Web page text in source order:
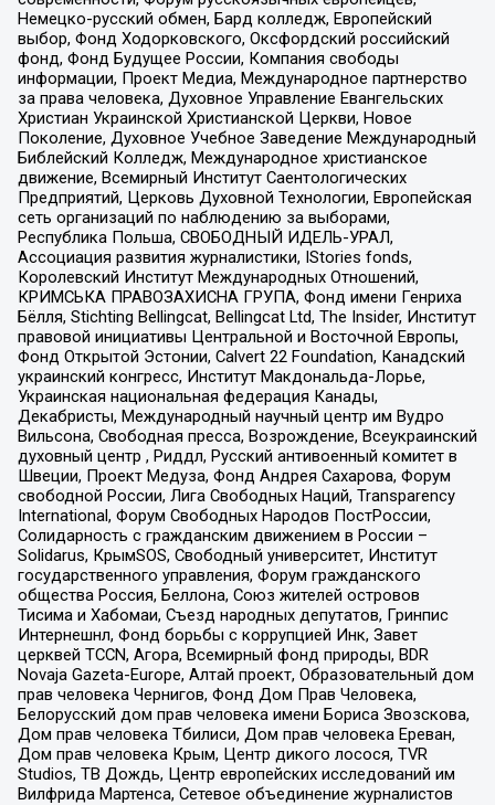
Немецко-русский обмен, Бард колледж, Европейский
выбор, Фонд Ходорковского, Оксфордский российский
фонд, Фонд Будущее России, Компания свободы
информации, Проект Медиа, Международное партнерство
за права человека, Духовное Управление Евангельских
Христиан Украинской Христианской Церкви, Новое
Поколение, Духовное Учебное Заведение Международный
Библейский Колледж, Международное христианское
движение, Всемирный Институт Саентологических
Предприятий, Церковь Духовной Технологии, Европейская
сеть организаций по наблюдению за выборами,
Республика Польша, СВОБОДНЫЙ ИДЕЛЬ-УРАЛ,
Ассоциация развития журналистики, IStories fonds,
Королевский Институт Международных Отношений,
КРИМСЬКА ПРАВОЗАХИСНА ГРУПА, Фонд имени Генриха
Бёлля, Stichting Bellingcat, Bellingcat Ltd, The Insider, Институт
правовой инициативы Центральной и Восточной Европы,
Фонд Открытой Эстонии, Calvert 22 Foundation, Канадский
украинский конгресс, Институт Макдональда-Лорье,
Украинская национальная федерация Канады,
Декабристы, Международный научный центр им Вудро
Вильсона, Свободная пресса, Возрождение, Всеукраинский
духовный центр , Риддл, Русский антивоенный комитет в
Швеции, Проект Медуза, Фонд Андрея Сахарова, Форум
свободной России, Лига Свободных Наций, Transparеncy
International, Форум Свободных Народов ПостРоссии,
Солидарность с гражданским движением в России –
Solidarus, КрымSOS, Свободный университет, Институт
государственного управления, Форум гражданского
общества Россия, Беллона, Союз жителей островов
Тисима и Хабомаи, Съезд народных депутатов, Гринпис
Интернешнл, Фонд борьбы с коррупцией Инк, Завет
церквей TCCN, Агора, Всемирный фонд природы, BDR
Novaja Gazeta-Europe, Алтай проект, Образовательный дом
прав человека Чернигов, Фонд Дом Прав Человека,
Белорусский дом прав человека имени Бориса Звозскова,
Дом прав человека Тбилиси, Дом прав человека Ереван,
Дом прав человека Крым, Центр дикого лосося, TVR
Studios, ТВ Дождь, Центр европейских исследований им
Вилфрида Мартенса, Сетевое объединение журналистов